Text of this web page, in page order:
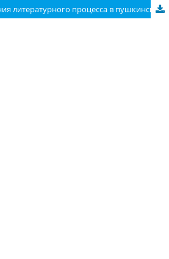
Символика обновления литературного процесса в пушкинских рукописях 1830 года